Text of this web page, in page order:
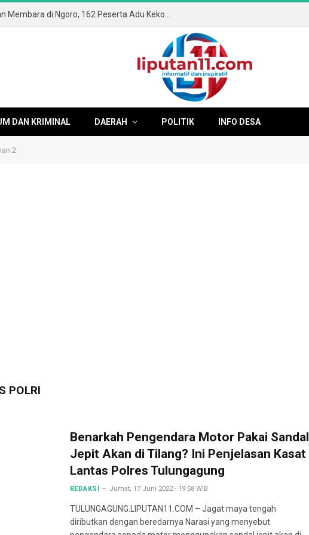
DAN KRIMINAL DAERAH POLITIK INFO DESA
2
POLRI
Benarkah Pengendara Motor Pakai Sandal
Jepit Akan di Tilang? Ini Penjelasan Kasat
Lantas Polres Tulungagung
REDAKSI Jumat, 17 Juni 2022 - 19:58 WIB
TULUNGAGUNG.LIPUTAN11.COM – Jagat maya tengah
diributkan dengan beredarnya Narasi yang menyebut